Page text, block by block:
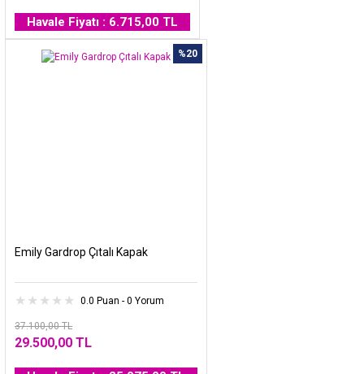
Havale Fiyatı : 6.715,00 TL
%20
Emily Gardrop Çıtalı Kapak
0.0 Puan - 0 Yorum
37.100,00 TL
29.500,00 TL